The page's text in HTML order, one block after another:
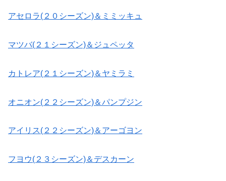
アセロラ(２０シーズン)＆ミミッキュ
マツバ(２１シーズン)＆ジュペッタ
カトレア(２１シーズン)＆ヤミラミ
オニオン(２２シーズン)＆パンプジン
アイリス(２２シーズン)＆アーゴヨン
フヨウ(２３シーズン)＆デスカーン